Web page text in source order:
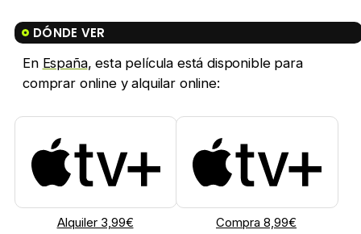
DÓNDE VER
En España, esta película está disponible para
comprar online y alquilar online:
Alquiler 3,99€ Compra 8,99€